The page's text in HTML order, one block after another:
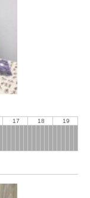
17 18 19